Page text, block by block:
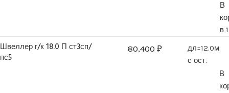
В
в
Швеллер г/к 18.0 П ст3сп/
пс5
80,400 ₽
дл=12.0м
с ост.
В